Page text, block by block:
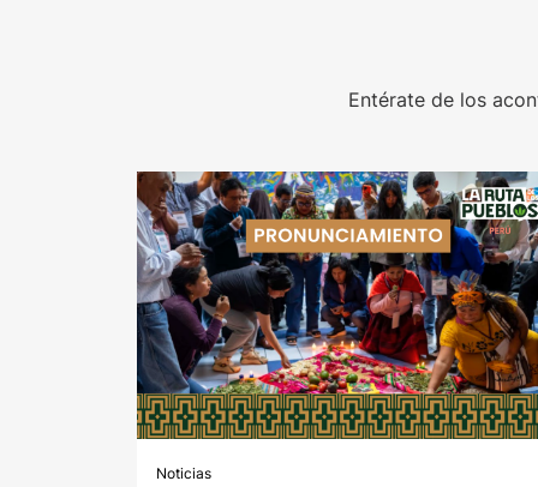
Entérate de los
Noticias